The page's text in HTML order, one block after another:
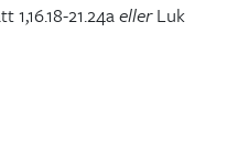
1,16.18-21.24aellerLuk